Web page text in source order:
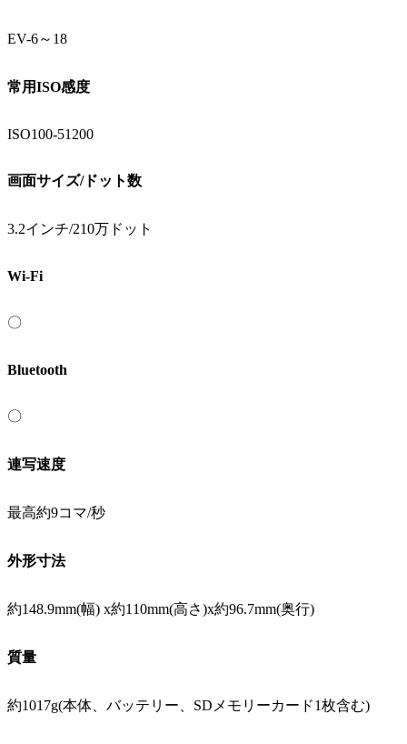
EV-6～18
常用ISO感度
ISO100-51200
画面サイズ/ドット数
3.2インチ/210万ドット
Wi-Fi
〇
Bluetooth
〇
連写速度
最高約9コマ/秒
外形寸法
約148.9mm(幅) x約110mm(高さ)x約96.7mm(奥行)
質量
約1017g(本体、バッテリー、SDメモリーカード1枚含む)